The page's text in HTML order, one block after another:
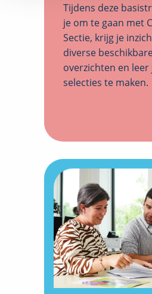
Tijdens deze
je om te gaan met
Sectie, krijg je
diverse
overzichten en
selecties te maken.